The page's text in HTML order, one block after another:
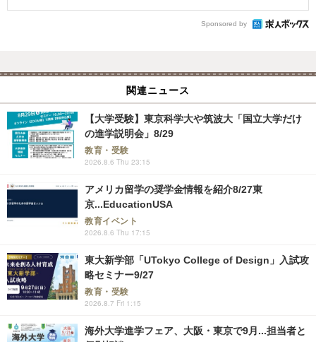
Sponsored by
関連ニュース
【大学受験】東京科学大や筑波大「国立大学だけ
の進学説明会」8/29
教育・受験
2026.8.6 Thu 23:15
アメリカ留学の奨学金情報を紹介8/27東
京...EducationUSA
教育イベント
2026.8.6 Thu 17:15
東大新学部「UTokyo College of Design」入試攻
略セミナー9/27
教育・受験
2026.8.7 Fri 1:15
海外大学進学フェア、大阪・東京で9月...担当者と